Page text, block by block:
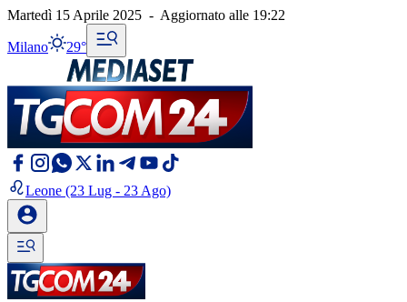
Martedì 15 Aprile 2025 - Aggiornato alle 19:22
Milano 29°
Leone (23 Lug - 23 Ago)